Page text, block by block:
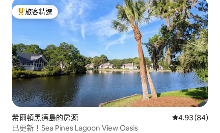
旅客精選榜首
旅客精選
希爾頓黑德島的房源 從 84 則評價
4.93 (84)
已更新！Sea Pines Lagoon View Oasis